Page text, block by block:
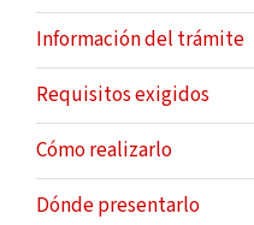
Información del trámite
Requisitos exigidos
Cómo realizarlo
Dónde presentarlo